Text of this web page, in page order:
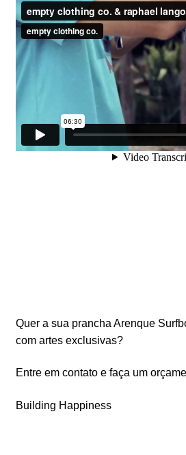
Quer a sua prancha Arenque
com artes exclusivas?
Entre em contato e faça um
Building Happiness